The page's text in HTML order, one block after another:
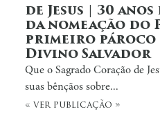
de Jesus | 30
da nomeação do
primeiro pároco
Divino Salvador
Que o Sagrado Coração de
suas bênçãos sobre...
« ver publicação »